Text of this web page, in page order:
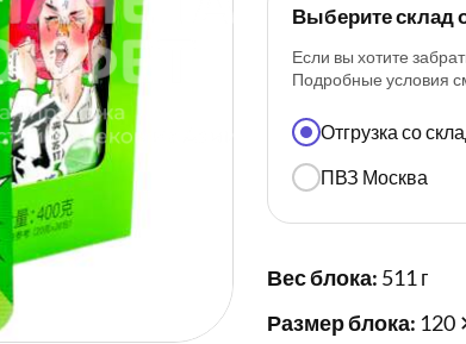
Выберите склад
Если вы хотите
Подробные условия
Отгрузка со
ПВЗ Москва
Вес блока: 511 г
Размер блока: 120